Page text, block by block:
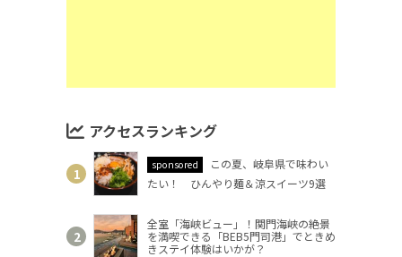
アクセスランキング
sponsored
この夏、岐阜県で味わい
たい！ ひんやり麺＆涼スイーツ9選
全室「海峡ビュー」！関門海峡の絶景
を満喫できる「BEB5門司港」でときめ
きステイ体験はいかが？